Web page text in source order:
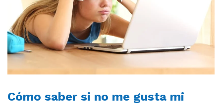
Cómo saber si no me gusta mi